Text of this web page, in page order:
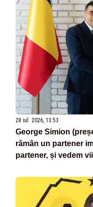
28 iul. 2026, 13:53
George Simion
rămân un partener
partener, și vedem